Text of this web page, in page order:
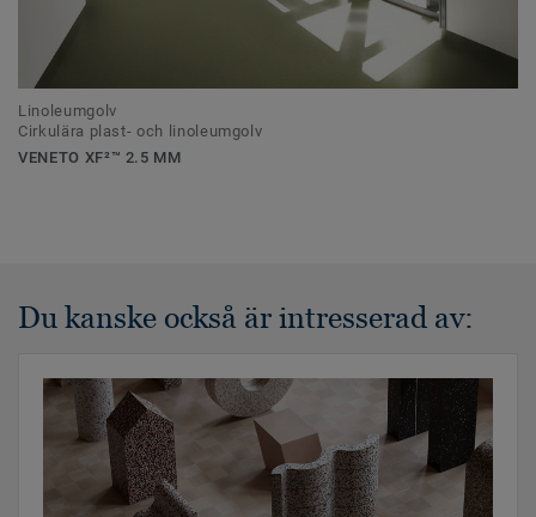
Linoleumgolv
Cirkulära plast- och linoleumgolv
VENETO XF²™ 2.5 MM
Du kanske också är intresserad av: